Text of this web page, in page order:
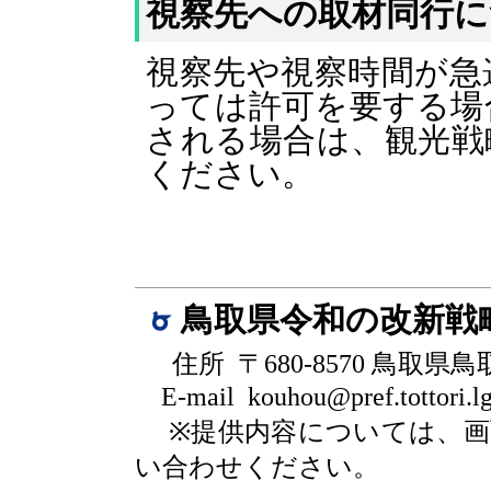
視察先への取材同行
視察先や視察時間が
っては許可を要する
される場合は、観光
ください。
鳥取県令和の改新
住所 〒680-8570 鳥取県鳥
E-mail
※提供内容については、
い合わせください。